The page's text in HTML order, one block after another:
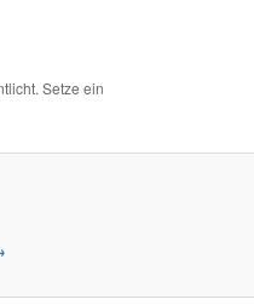
Setze ein